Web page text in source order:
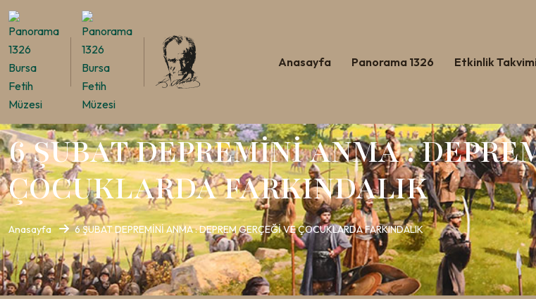
Anasayfa Panorama 1326 Etkinlik Takvimi
6 ŞUBAT DEPREMİNİ ANMA :
ÇOCUKLARDA FARKINDALIK
Anasayfa 6 ŞUBAT DEPREMİNİ ANMA : DEPREM GERÇEĞİ VE ÇOCUKLARDA FARKINDALIK